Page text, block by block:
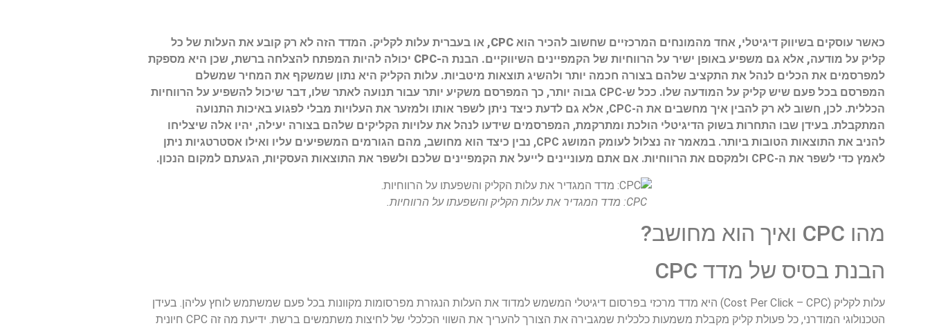
כאשר עוסקים בשיווק דיגיטלי, אחד מהמונחים המרכזיים שחשוב להכיר הוא CPC, או בעברית עלות לקליק. המדד הזה לא רק קובע את העלות של כל
קליק על מודעה, אלא גם משפיע באופן ישיר על הרווחיות של הקמפיינים השיווקיים. הבנת ה-CPC יכולה להיות המפתח להצלחה ברשת, שכן היא מספקת
למפרסמים את הכלים לנהל את התקציב שלהם בצורה חכמה יותר ולהשיג תוצאות מיטביות. עלות הקליק היא נתון שמשקף את המחיר שמשלם
המפרסם בכל פעם שיש קליק על המודעה שלו. ככל ש-CPC גבוה יותר, כך המפרסם משקיע יותר עבור תנועה לאתר שלו, דבר שיכול להשפיע על הרווחיות
הכללית. לכן, חשוב לא רק להבין איך מחשבים את ה-CPC, אלא גם לדעת כיצד ניתן לשפר אותו ולמזער את העלויות מבלי לפגוע באיכות התנועה
המתקבלת. בעידן שבו התחרות בשוק הדיגיטלי הולכת ומתרקמת, המפרסמים שידעו לנהל את עלויות הקליקים שלהם בצורה יעילה, יהיו אלה שיצליחו
להניב את התוצאות הטובות ביותר. במאמר זה נצלול לעומק המושג CPC, נבין כיצד הוא מחושב, מהם הגורמים המשפיעים עליו ואילו אסטרטגיות ניתן
לאמץ כדי לשפר את ה-CPC ולמקסם את הרווחיות. אם אתם מעוניינים לייעל את הקמפיינים שלכם ולשפר את התוצאות העסקיות, הגעתם למקום הנכון.
CPC: מדד המגדיר את עלות הקליק והשפעתו על הרווחיות.
מהו CPC ואיך הוא מחושב?
הבנת בסיס של מדד CPC
עלות לקליק (Cost Per Click – CPC) היא מדד מרכזי בפרסום דיגיטלי המשמש למדוד את העלות הנגזרת מפרסומות מקוונות בכל פעם שמשתמש לוחץ עליהן. בעידן
הטכנולוגי המודרני, כל פעולת קליק מקבלת משמעות כלכלית שמגבירה את הצורך להעריך את השווי הכלכלי של לחיצות משתמשים ברשת. ידיעת מה זה CPC חיונית